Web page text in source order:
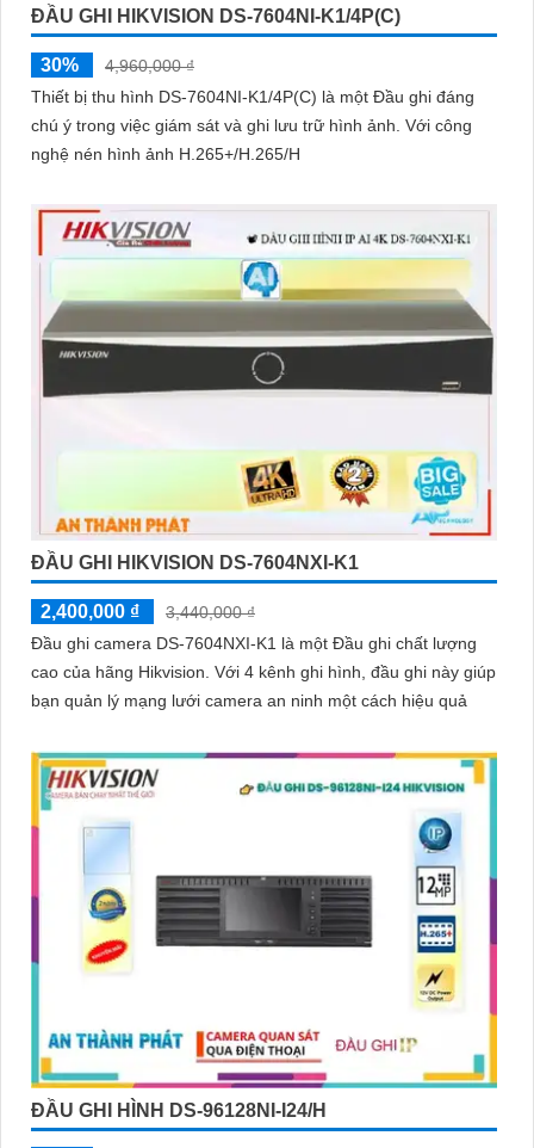
ĐẦU GHI HIKVISION DS-7604NI-K1/4P(C)
30%
4,960,000 ₫
Thiết bị thu hình DS-7604NI-K1/4P(C) là một Đầu ghi đáng
chú ý trong việc giám sát và ghi lưu trữ hình ảnh. Với công
nghệ nén hình ảnh H.265+/H.265/H
ĐẦU GHI HIKVISION DS-7604NXI-K1
2,400,000 ₫
3,440,000 ₫
Đầu ghi camera DS-7604NXI-K1 là một Đầu ghi chất lượng
cao của hãng Hikvision. Với 4 kênh ghi hình, đầu ghi này giúp
bạn quản lý mạng lưới camera an ninh một cách hiệu quả
ĐẦU GHI HÌNH DS-96128NI-I24/H